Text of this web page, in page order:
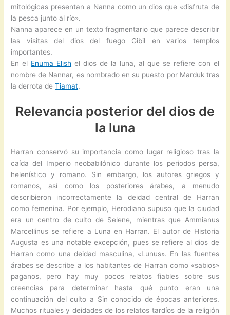
mitológicas presentan a Nanna como un dios que «disfruta de
la pesca junto al río».
Nanna aparece en un texto fragmentario que parece describir
las visitas del dios del fuego Gibil en varios templos
importantes.
En el Enuma Elish el dios de la luna, al que se refiere con el
nombre de Nannar, es nombrado en su puesto por Marduk tras
la derrota deTiamat.
Relevancia posterior del dios de
la luna
Harran conservó su importancia como lugar religioso tras la
caída del Imperio neobabilónico durante los periodos persa,
helenístico y romano. Sin embargo, los autores griegos y
romanos, así como los posteriores árabes, a menudo
describieron incorrectamente la deidad central de Harran
como femenina. Por ejemplo, Herodiano supuso que la ciudad
era un centro de culto de Selene, mientras que Ammianus
Marcellinus se refiere a Luna en Harran. El autor de Historia
Augusta es una notable excepción, pues se refiere al dios de
Harran como una deidad masculina, «Lunus». En las fuentes
árabes se describe a los habitantes de Harran como «sabios»
paganos, pero hay muy pocos relatos fiables sobre sus
creencias para determinar hasta qué punto eran una
continuación del culto a Sin conocido de épocas anteriores.
Muchos rituales y deidades de los relatos tardíos de la religión